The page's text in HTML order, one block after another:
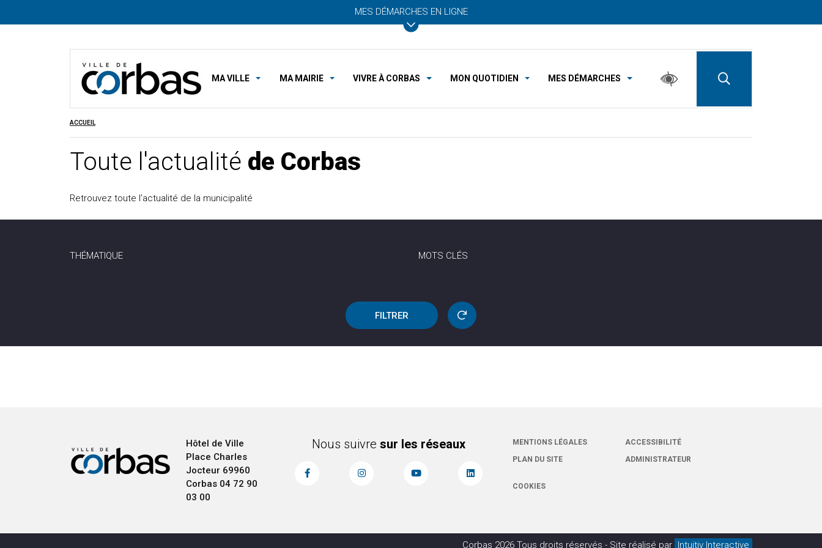
MES DÉMARCHES EN LIGNE
MA VILLE MA MAIRIE VIVRE À CORBAS MON QUOTIDIEN MES DÉMARCHES
ACCUEIL
Toute l'actualité de Corbas
Retrouvez toute l’actualité de la municipalité
THÉMATIQUE MOTS CLÉS
FILTRER
Hôtel de Ville
Place Charles
Jocteur 69960
Corbas 04 72 90
03 00
Nous suivresur les réseaux
MENTIONS LÉGALES
PLAN DU SITE
ACCESSIBILITÉ
ADMINISTRATEUR
COOKIES
Corbas 2026 Tous droits réservés - Site réalisé par Intuitiv Interactive